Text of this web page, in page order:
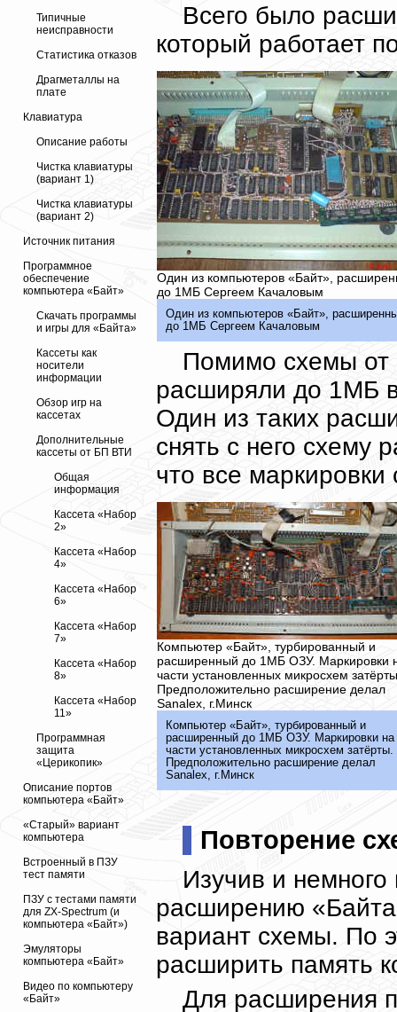
Типичные
неисправности
Статистика отказов
Драгметаллы на
плате
Клавиатура
Описание работы
Чистка клавиатуры
(вариант 1)
Чистка клавиатуры
(вариант 2)
Источник питания
Программное
обеспечение
компьютера «Байт»
Скачать программы
и игры для «Байта»
Кассеты как
носители
информации
Обзор игр на
кассетах
Дополнительные
кассеты от БП ВТИ
Общая
информация
Кассета «Набор
2»
Кассета «Набор
4»
Кассета «Набор
6»
Кассета «Набор
7»
Кассета «Набор
8»
Кассета «Набор
11»
Программная
защита
«Церикопик»
Описание портов
компьютера «Байт»
«Старый» вариант
компьютера
Встроенный в ПЗУ
тест памяти
ПЗУ с тестами памяти
для ZX-Spectrum (и
компьютера «Байт»)
Эмуляторы
компьютера «Байт»
Видео по компьютеру
«Байт»
Всего было
который работает
Один из компьютеров «Байт»,
до 1МБ Сергеем Качаловым
Один из компьютеров «Байт»,
до 1МБ Сергеем Качаловым
Помимо схемы от
расширяли до 1МБ
Один из таких
снять с него схему
что все
Компьютер «Байт», турбированный и
расширенный до 1МБ ОЗУ. Маркировки
части установленных микросхем
Предположительно расширение делал
Sanalex, г.Минск
Компьютер «Байт», турбированный и
расширенный до 1МБ ОЗУ. Маркировки на
части установленных микросхем затёрты.
Предположительно расширение делал
Sanalex, г.Минск
Повторение
Изучив и
расширению
вариант схемы. По
расширить память
Для расширения